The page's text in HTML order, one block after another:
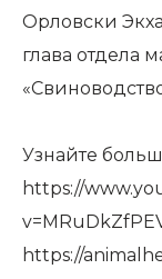
Орловски
глава отдела
Узнайте
https://
https://